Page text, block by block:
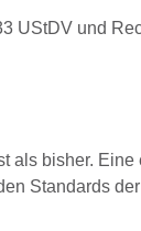
UStDV und
als bisher.
Standards